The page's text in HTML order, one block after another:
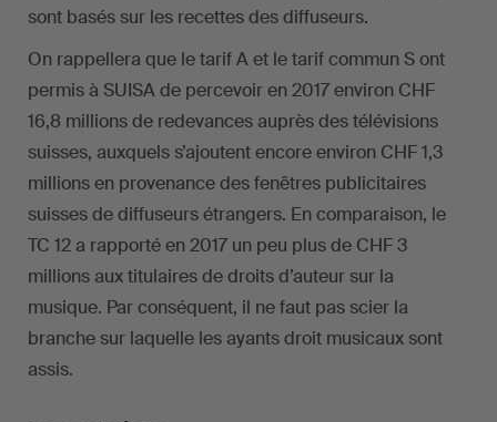
sont basés sur les recettes des diffuseurs.
On rappellera que le tarif A et le tarif commun S ont
permis à SUISA de percevoir en 2017 environ CHF
16,8 millions de redevances auprès des télévisions
suisses, auxquels s’ajoutent encore environ CHF 1,3
millions en provenance des fenêtres publicitaires
suisses de diffuseurs étrangers. En comparaison, le
TC 12 a rapporté en 2017 un peu plus de CHF 3
millions aux titulaires de droits d’auteur sur la
musique. Par conséquent, il ne faut pas scier la
branche sur laquelle les ayants droit musicaux sont
assis.